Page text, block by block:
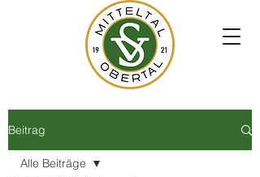
Beitrag
Alle Beiträge